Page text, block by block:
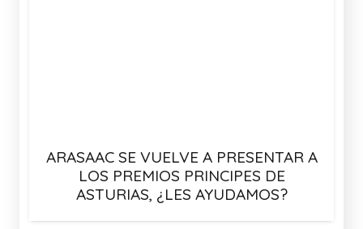
ARASAAC SE VUELVE A PRESENTAR A
LOS PREMIOS PRINCIPES DE
ASTURIAS, ¿LES AYUDAMOS?